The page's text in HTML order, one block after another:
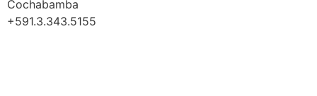
Cochabamba
+591.3.343.5155